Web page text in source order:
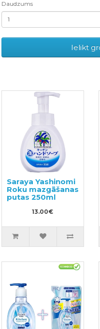
Daudzums
Ielikt
Saraya Yashinomi
Roku mazgāšanas
putas 250ml
13.00€